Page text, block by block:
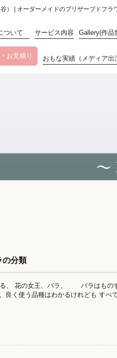
） | オーダーメイドのプリザーブドフラ
ついて サービス内容 Gallery(作品
お見積り おもな実績（メディア出
の分類
、 花の女王、バラ。 バラはもの
良く使う品種はわかるけれども す